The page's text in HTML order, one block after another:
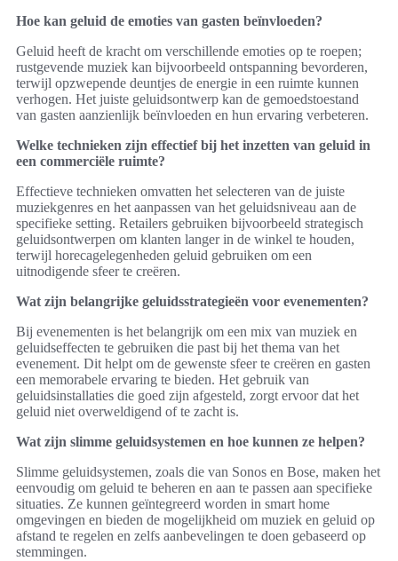
Hoe kan geluid de emoties van gasten beïnvloeden?
Geluid heeft de kracht om verschillende emoties op te roepen;
rustgevende muziek kan bijvoorbeeld ontspanning bevorderen,
terwijl opzwepende deuntjes de energie in een ruimte kunnen
verhogen. Het juiste geluidsontwerp kan de gemoedstoestand
van gasten aanzienlijk beïnvloeden en hun ervaring verbeteren.
Welke technieken zijn effectief bij het inzetten van geluid in
een commerciële ruimte?
Effectieve technieken omvatten het selecteren van de juiste
muziekgenres en het aanpassen van het geluidsniveau aan de
specifieke setting. Retailers gebruiken bijvoorbeeld strategisch
geluidsontwerpen om klanten langer in de winkel te houden,
terwijl horecagelegenheden geluid gebruiken om een
uitnodigende sfeer te creëren.
Wat zijn belangrijke geluidsstrategieën voor evenementen?
Bij evenementen is het belangrijk om een mix van muziek en
geluidseffecten te gebruiken die past bij het thema van het
evenement. Dit helpt om de gewenste sfeer te creëren en gasten
een memorabele ervaring te bieden. Het gebruik van
geluidsinstallaties die goed zijn afgesteld, zorgt ervoor dat het
geluid niet overweldigend of te zacht is.
Wat zijn slimme geluidsystemen en hoe kunnen ze helpen?
Slimme geluidsystemen, zoals die van Sonos en Bose, maken het
eenvoudig om geluid te beheren en aan te passen aan specifieke
situaties. Ze kunnen geïntegreerd worden in smart home
omgevingen en bieden de mogelijkheid om muziek en geluid op
afstand te regelen en zelfs aanbevelingen te doen gebaseerd op
stemmingen.